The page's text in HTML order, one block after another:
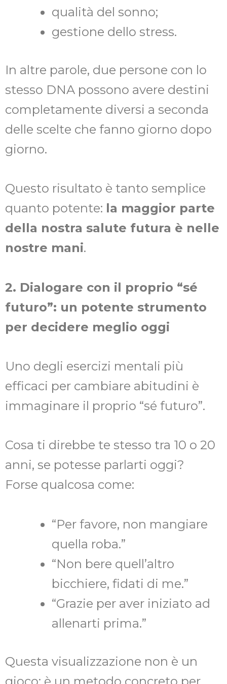
qualità del sonno;
gestione dello stress.
In altre parole, due persone con lo
stesso DNA possono avere destini
completamente diversi a seconda
delle scelte che fanno giorno dopo
giorno.
Questo risultato è tanto semplice
quanto potente: la maggior parte
della nostra salute futura è nelle
nostre mani.
2. Dialogare con il proprio “sé
futuro”: un potente strumento
per decidere meglio oggi
Uno degli esercizi mentali più
efficaci per cambiare abitudini è
immaginare il proprio “sé futuro”.
Cosa ti direbbe te stesso tra 10 o 20
anni, se potesse parlarti oggi?
Forse qualcosa come:
“Per favore, non mangiare
quella roba.”
“Non bere quell’altro
bicchiere, fidati di me.”
“Grazie per aver iniziato ad
allenarti prima.”
Questa visualizzazione non è un
gioco: è un metodo concreto per